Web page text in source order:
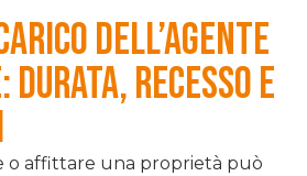
dell’Agente
durata, recesso e
o affittare una proprietà può